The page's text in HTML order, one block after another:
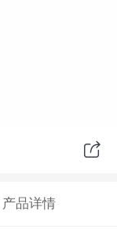
产品详情